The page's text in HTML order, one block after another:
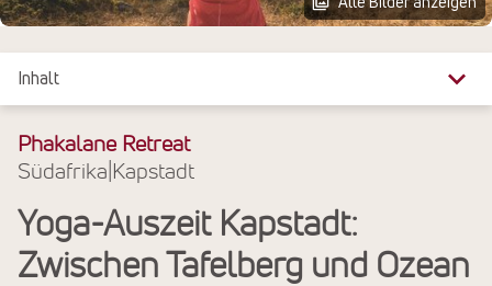
Alle Bilder anzeigen
Inhalt
Überblick
Reiseinfos
Leistungen
Phakalane Retreat
Südafrika Kapstadt
Yoga-Auszeit Kapstadt:
Zwischen Tafelberg und Ozean